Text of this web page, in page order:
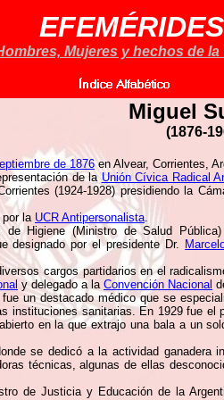
Mujeres y hechos de
Miguel
(1876-
de 1876en Alvear, Corrientes,
de laUnión Cívica Radical
(1924-1928) presidiendo la
por la UCR Antipersonalista.
de Higiene (Ministro de Salud
designado por el presidente Dr.
cargos partidarios en el
y delegado a la Convención Nacional
un destacado médico que se
instituciones sanitarias. En 1929 fue el
en la que extrajo una bala a un
se dedicó a la actividad ganadera
técnicas, algunas de ellas
de Justicia y Educación de la